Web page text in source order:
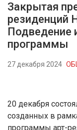
Закрытая
резиденций
Подведение
программы
27 декабря 2024
20 декабря
созданных в
программы арт-